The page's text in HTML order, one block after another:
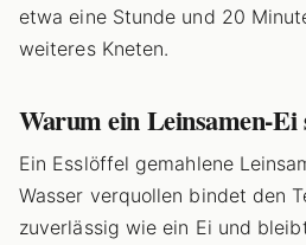
etwa eine Stunde und 20
weiteres Kneten.
Warum ein Leinsamen-
Ein Esslöffel gemahlene
Wasser verquollen bindet den
zuverlässig wie ein Ei und